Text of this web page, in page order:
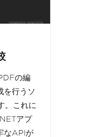
の編
を行うソ
。これに
アプ
なAPIが